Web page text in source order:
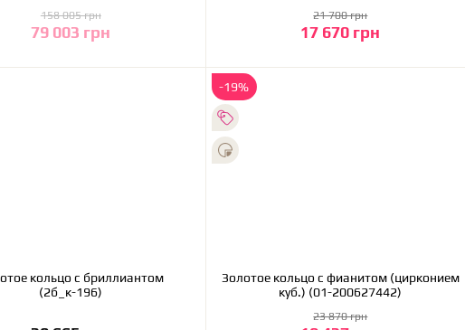
79 003 грн
158 005 грн
ХОЧУ КУПИТЬ 17 670 грн
21 700 грн
В корзину
кольцо с бриллиантом
(2б_к-196)
-19%
Золотое кольцо с фианитом (цирконием
куб.) (01-200627442)
23 870 грн